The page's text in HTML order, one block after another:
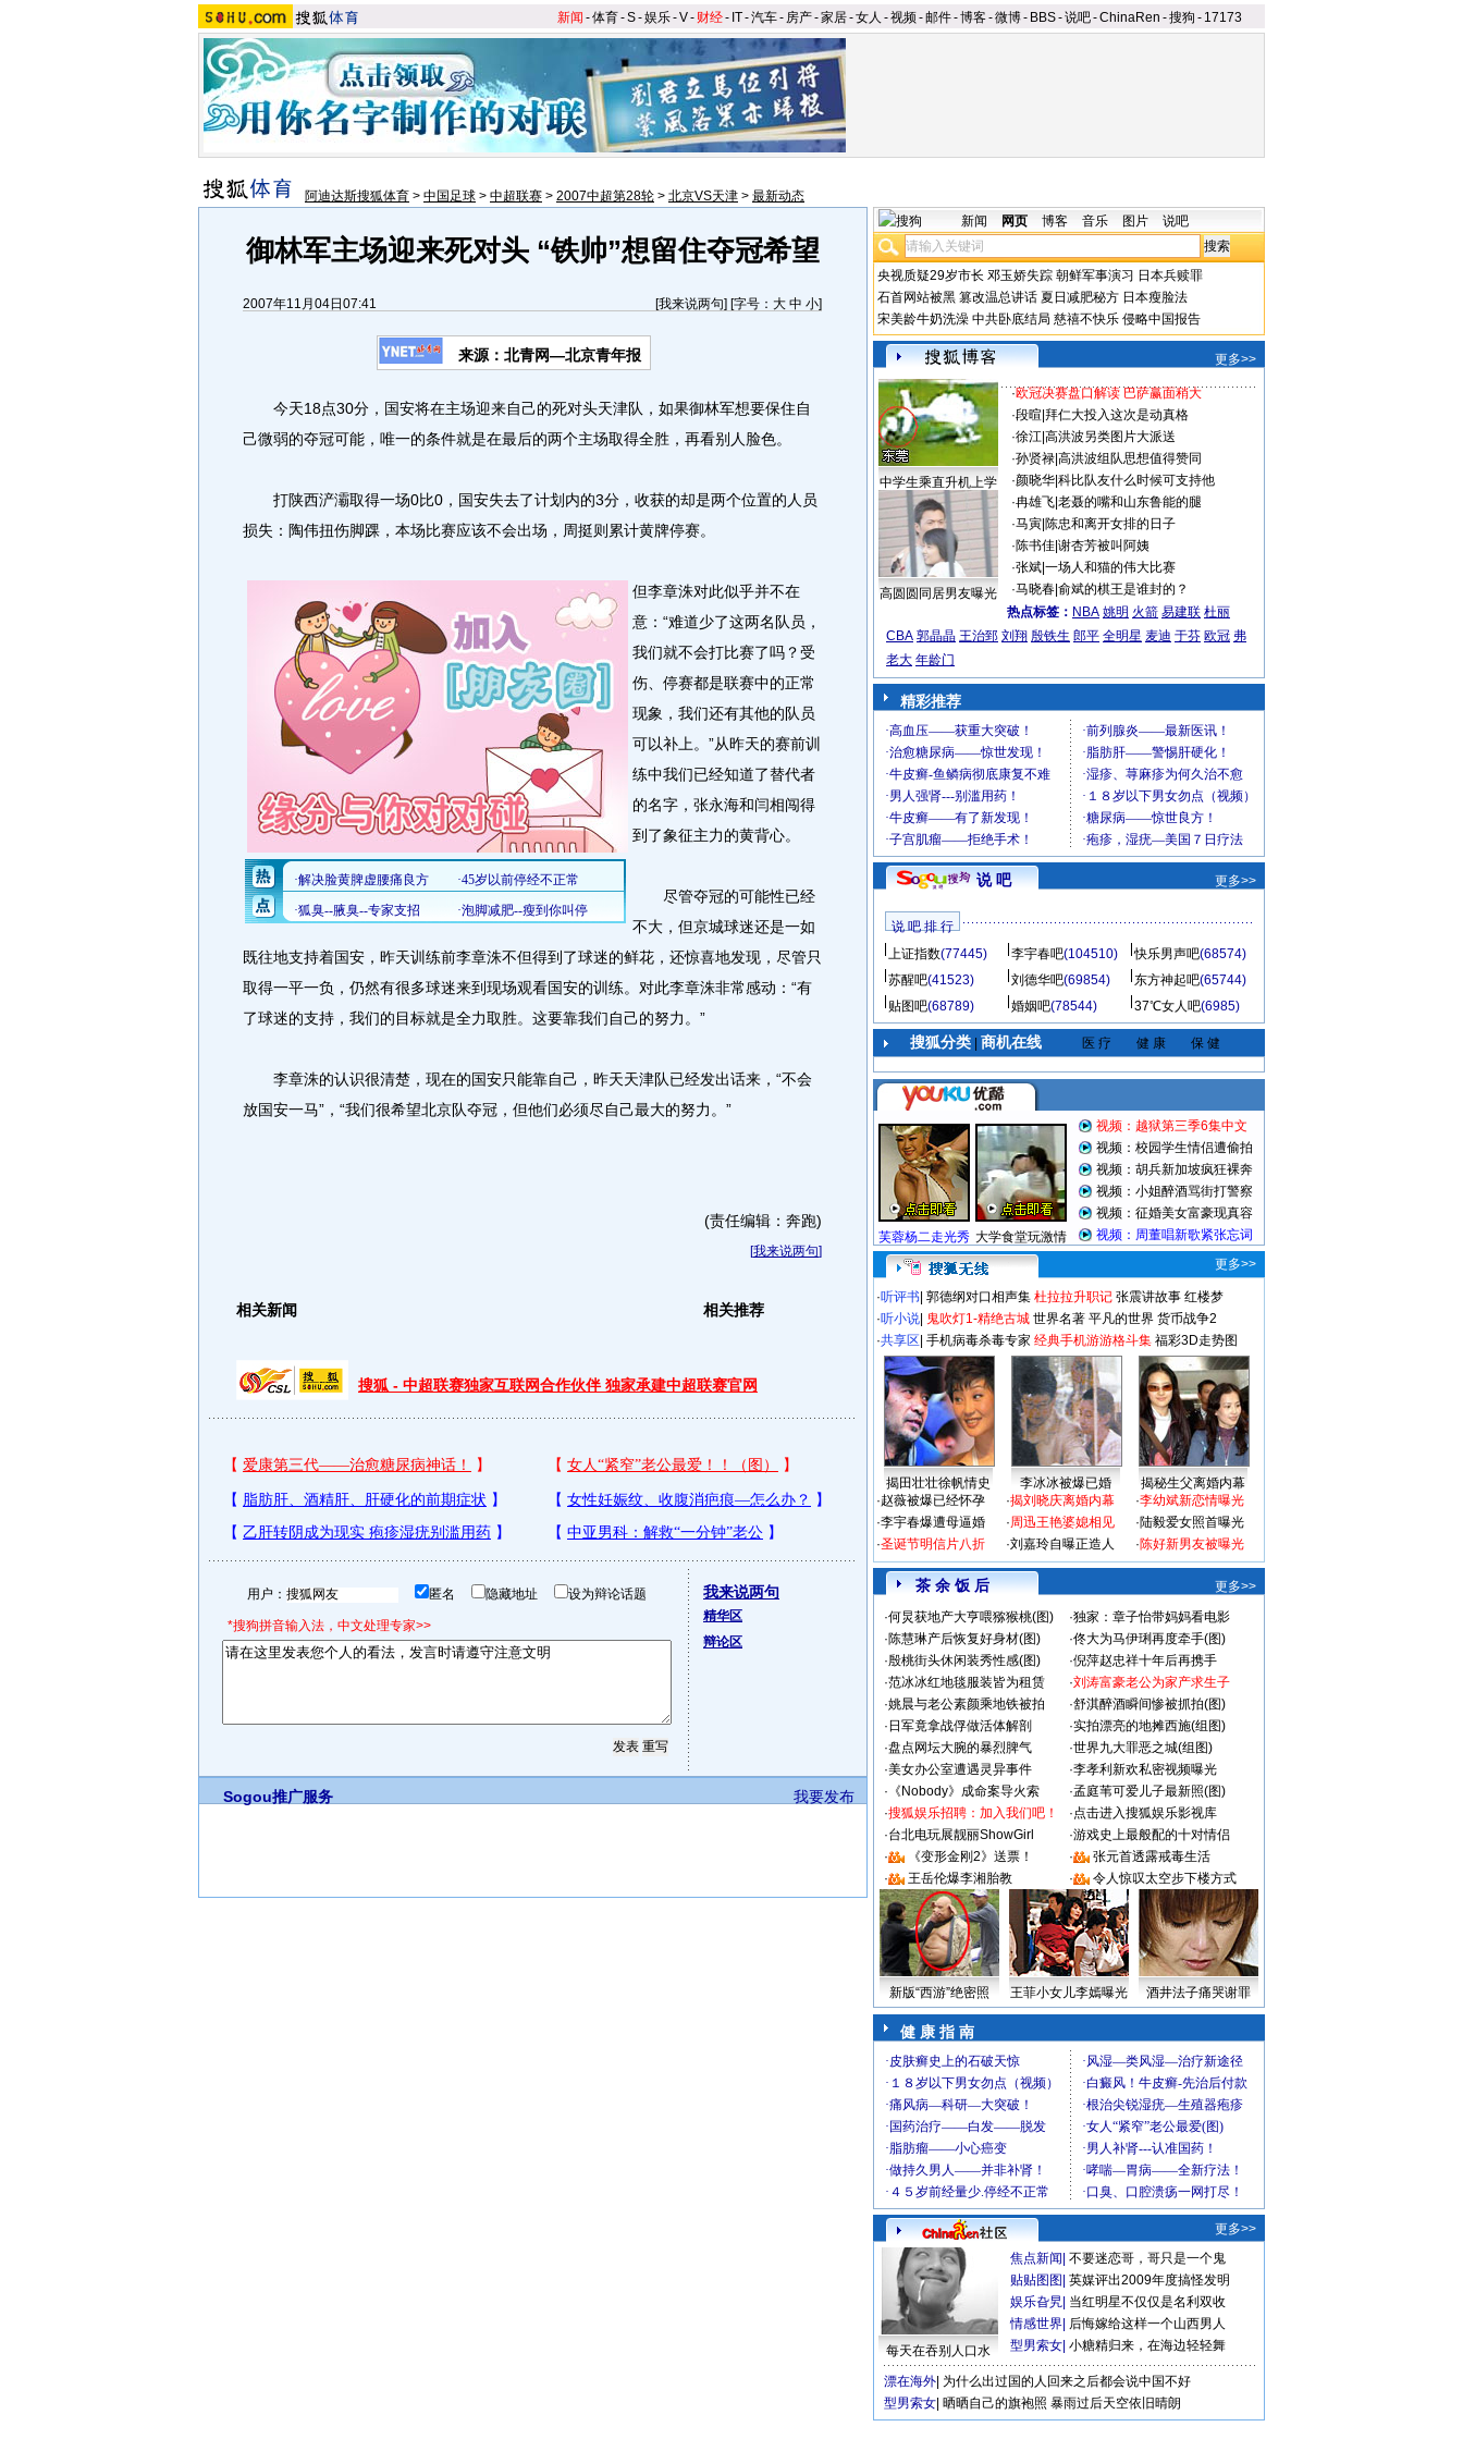
新闻 -体育-S-娱乐-V- 财经- IT-汽车- 房产-家居-女人 -视频-邮件-博客-微博- BBS-说吧-ChinaRen -搜狗 - 17173
阿迪达斯搜狐体育 > 中国足球 > 中超联赛 > 2007中超第28轮 > 北京VS天津 > 最新动态
御林军主场迎来死对头 “铁帅”想留住夺冠希望
2007年11月04日07:41 [我来说两句] [字号： 大 中 小]
来源：北青网—北京青年报
今天18点30分，国安将在主场迎来自己的死对头天津队，如果御林军想要保住自
己微弱的夺冠可能，唯一的条件就是在最后的两个主场取得全胜，再看别人脸色。
打陕西浐灞取得一场0比0，国安失去了计划内的3分，收获的却是两个位置的人员
损失：陶伟扭伤脚踝，本场比赛应该不会出场，周挺则累计黄牌停赛。
但李章洙对此似乎并不在
意：“难道少了这两名队员，
我们就不会打比赛了吗？受
伤、停赛都是联赛中的正常
现象，我们还有其他的队员
可以补上。”从昨天的赛前训
练中我们已经知道了替代者
的名字，张永海和闫相闯得
到了象征主力的黄背心。
尽管夺冠的可能性已经
不大，但京城球迷还是一如
既往地支持着国安，昨天训练前李章洙不但得到了球迷的鲜花，还惊喜地发现，尽管只
取得一平一负，仍然有很多球迷来到现场观看国安的训练。对此李章洙非常感动：“有
了球迷的支持，我们的目标就是全力取胜。这要靠我们自己的努力。”
李章洙的认识很清楚，现在的国安只能靠自己，昨天天津队已经发出话来，“不会
放国安一马”，“我们很希望北京队夺冠，但他们必须尽自己最大的努力。”
(责任编辑：奔跑)
[我来说两句]
相关新闻 相关推荐
搜狐 - 中超联赛独家互联网合作伙伴 独家承建中超联赛官网
用户： 匿名 隐藏地址 设为辩论话题
*搜狗拼音输入法，中文处理专家>>
我来说两句
精华区
辩论区
我要发布
Sogou推广服务
新闻 网页 博客 音乐 图片 说吧
央视质疑29岁市长 邓玉娇失踪 朝鲜军事演习 日本兵赎罪
石首网站被黑 篡改温总讲话 夏日减肥秘方 日本瘦脸法
宋美龄牛奶洗澡 中共卧底结局 慈禧不快乐 侵略中国报告
更多>>
中学生乘直升机上学
高圆圆同居男友曝光
·欧冠决赛盘口解读 巴萨赢面稍大
·段暄 拜仁大投入这次是动真格
·徐江| 高洪波另类图片大派送
·孙贤禄| 高洪波组队思想值得赞同
·颜晓华| 科比队友什么时候可支持他
·冉雄飞| 老聂的嘴和山东鲁能的腿
·马寅| 陈忠和离开女排的日子
·陈书佳| 谢杏芳被叫阿姨
·张斌| 一场人和猫的伟大比赛
·马晓春| 俞斌的棋王是谁封的？
热点标签： NBA 姚明 火箭 易建联 杜丽
CBA 郭晶晶 王治郅 刘翔 殷铁生 郎平 全明星 麦迪 于芬 欧冠 弗
老大 年龄门
精彩推荐
说 吧 更多>>
说 吧 排 行
上证指数(77445) 李宇春吧(104510) 快乐男声吧(68574)
苏醒吧(41523) 刘德华吧(69854) 东方神起吧(65744)
贴图吧(68789) 婚姻吧(78544) 37℃女人吧(6985)
搜狐分类| 商机在线 医 疗 健 康 保 健
芙蓉杨二走光秀 大学食堂玩激情
视频：越狱第三季6集中文
视频：校园学生情侣遭偷拍
视频：胡兵新加坡疯狂裸奔
视频：小姐醉酒骂街打警察
视频：征婚美女富豪现真容
视频：周董唱新歌紧张忘词
更多>>
·听评书 郭德纲对口相声集 杜拉拉升职记 张震讲故事 红楼梦
·听小说 鬼吹灯1-精绝古城 世界名著 平凡的世界 货币战争2
·共享区 手机病毒杀毒专家 经典手机游游格斗集 福彩3D走势图
揭田壮壮徐帆情史 李冰冰被爆已婚
揭秘生父离婚内幕
·赵薇被爆已经怀孕
·李宇春爆遭母逼婚
·圣诞节明信片八折
·揭刘晓庆离婚内幕
·周迅王艳婆媳相见
·刘嘉玲自曝正造人
·李幼斌新恋情曝光
·陆毅爱女照首曝光
·陈好新男友被曝光
茶 余 饭 后
更多>>
·何炅获地产大亨喂猕猴桃(图) ·独家：章子怡带妈妈看电影
·陈慧琳产后恢复好身材(图) ·佟大为马伊琍再度牵手(图)
·殷桃街头休闲装秀性感(图) ·倪萍赵忠祥十年后再携手
·范冰冰红地毯服装皆为租赁 ·刘涛富豪老公为家产求生子
·姚晨与老公素颜乘地铁被拍 ·舒淇醉酒瞬间惨被抓拍(图)
· 日军竟拿战俘做活体解剖 ·实拍漂亮的地摊西施(组图)
·盘点网坛大腕的暴烈脾气 ·世界九大罪恶之城(组图)
·美女办公室遭遇灵异事件 ·李孝利新欢私密视频曝光
· 《Nobody》成命案导火索 ·孟庭苇可爱儿子最新照(图)
·搜狐娱乐招聘：加入我们吧！ ·点击进入搜狐娱乐影视库
·台北电玩展靓丽ShowGirl ·游戏史上最般配的十对情侣
·
《变形金刚2》送票！ ·
张元首透露戒毒生活
·
王岳伦爆李湘胎教 · 令人惊叹太空步下楼方式
新版“西游”绝密照 王菲小女儿李嫣曝光 酒井法子痛哭谢罪
健 康 指 南
更多>>
每天在吞别人口水
焦点新闻 不要迷恋哥，哥只是一个鬼
贴贴图图 英媒评出2009年度搞怪发明
娱乐旮旯 当红明星不仅仅是名利双收
情感世界 后悔嫁给这样一个山西男人
型男索女 小糖精归来，在海边轻轻舞
漂在海外 为什么出过国的人回来之后都会说中国不好
型男索女 晒晒自己的旗袍照 暴雨过后天空依旧晴朗